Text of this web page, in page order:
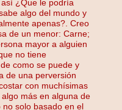
¿Que le podría
algo del mundo y
apenas?. Creo
de un menor: Carne;
mayor a alguien
no tiene
como se puede y
de una perversión
con muchísimas
más en alguna de
solo basado en el